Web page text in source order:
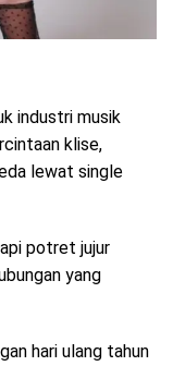
industri musik
klise,
lewat single
potret jujur
yang
hari ulang tahun